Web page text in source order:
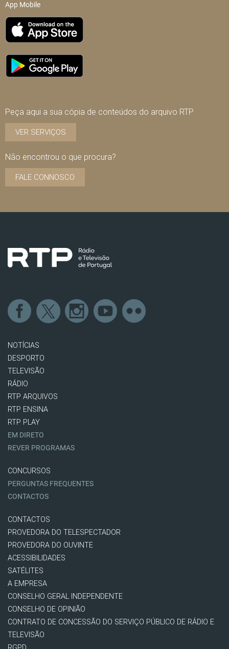
App Mobile
Peça aqui a sua cópia de conteúdos do arquivo RTP
VER SERVIÇOS
Não encontrou o que procura?
FALE CONNOSCO
NOTÍCIAS
DESPORTO
TELEVISÃO
RÁDIO
RTP ARQUIVOS
RTP ENSINA
RTP PLAY
EM DIRETO
REVER PROGRAMAS
CONCURSOS
PERGUNTAS FREQUENTES
CONTACTOS
CONTACTOS
PROVEDORA DO TELESPECTADOR
PROVEDORA DO OUVINTE
ACESSIBILIDADES
SATÉLITES
A EMPRESA
CONSELHO GERAL INDEPENDENTE
CONSELHO DE OPINIÃO
CONTRATO DE CONCESSÃO DO SERVIÇO PÚBLICO DE RÁDIO E
TELEVISÃO